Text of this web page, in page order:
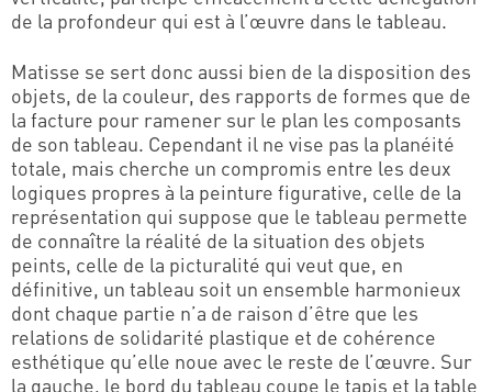
de la profondeur qui est à l’œuvre dans le tableau.
Matisse se sert donc aussi bien de la disposition des
objets, de la couleur, des rapports de formes que de
la facture pour ramener sur le plan les composants
de son tableau. Cependant il ne vise pas la planéité
totale, mais cherche un compromis entre les deux
logiques propres à la peinture figurative, celle de la
représentation qui suppose que le tableau permette
de connaître la réalité de la situation des objets
peints, celle de la picturalité qui veut que, en
définitive, un tableau soit un ensemble harmonieux
dont chaque partie n’a de raison d’être que les
relations de solidarité plastique et de cohérence
esthétique qu’elle noue avec le reste de l’œuvre. Sur
la gauche, le bord du tableau coupe le tapis et la table